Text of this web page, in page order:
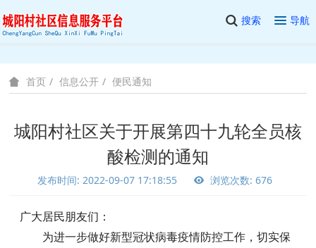
搜索 导航
首页 信息公开 便民通知
城阳村社区关于开展第四十九轮全员核
酸检测的通知
发布时间: 2022-09-07 17:18:55 浏览次数: 676
广大居民朋友们：
为进一步做好新型冠状病毒疫情防控工作，切实保